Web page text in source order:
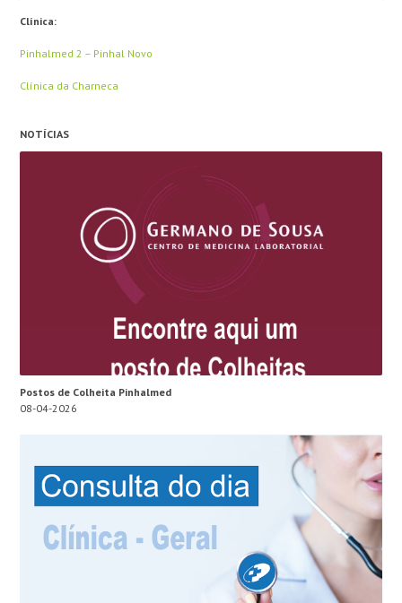
Clínica:
Pinhalmed 2 – Pinhal Novo
Clínica da Charneca
NOTÍCIAS
Postos de Colheita Pinhalmed
08-04-2026